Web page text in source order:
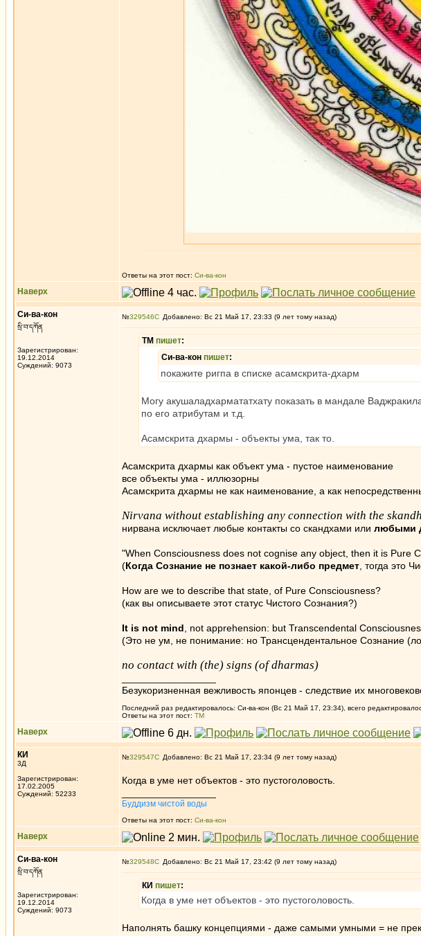
Ответы на этот пост: Си-ва-кон
Наверх
Си-ва-кон
སྲི་བ་དཀོན
Зарегистрирован:
19.12.2014
Суждений: 9073
№329546 Добавлено: Вс 21 Май 17, 23:33 (9 лет тому назад)
ТМ пишет:
Си-ва-кон пишет:
покажите ригпа в списке асамскрита-дхарм
Могу акушаладхармататхату показать в мандале
по его атрибутам и т.д.
Асамскрита дхармы - объекты ума, так то.
Асамскрита дхармы как объект ума - пустое наименование
все объекты ума - иллюзорны
Асамскрита дхармы не как наименование, а как
Nirvana without establishing any connection with the
нирвана исключает любые контакты со скандхами или любыми
"When Consciousness does not cognise any object, then it is Pure
(Когда Сознание не познает какой-либо предмет , тогда это
How are we to describe that state, of Pure Consciousness?
(как вы описываете этот статус Чистого Сознания?)
It is not mind , not apprehension: but Transcendental
(Это не ум, не понимание: но Трансцендентальное Сознание
no contact with (the) signs (of dharmas)
Безукоризненная вежливость японцев - следствие их
Последний раз редактировалось: Си-ва-кон (Вс 21 Май 17, 23:34), всего
Ответы на этот пост: ТМ
Наверх
КИ
3Д
Зарегистрирован:
17.02.2005
Суждений: 52233
№329547 Добавлено: Вс 21 Май 17, 23:34 (9 лет тому назад)
Когда в уме нет объектов - это пустоголовость.
Буддизм чистой воды
Ответы на этот пост: Си-ва-кон
Наверх
Си-ва-кон
སྲི་བ་དཀོན
Зарегистрирован:
19.12.2014
Суждений: 9073
№329548 Добавлено: Вс 21 Май 17, 23:42 (9 лет тому назад)
КИ пишет:
Когда в уме нет объектов - это пустоголовость.
Наполнять башку концепциями - даже самыми умными = не